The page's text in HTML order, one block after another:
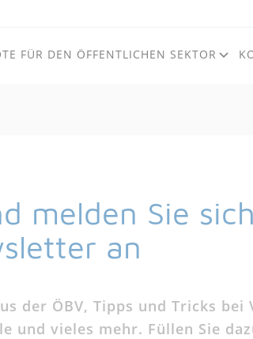
FÜR DEN ÖFFENTLICHEN SEKTOR
melden Sie
an
der ÖBV, Tipps und Tricks bei
und vieles mehr. Füllen Sie